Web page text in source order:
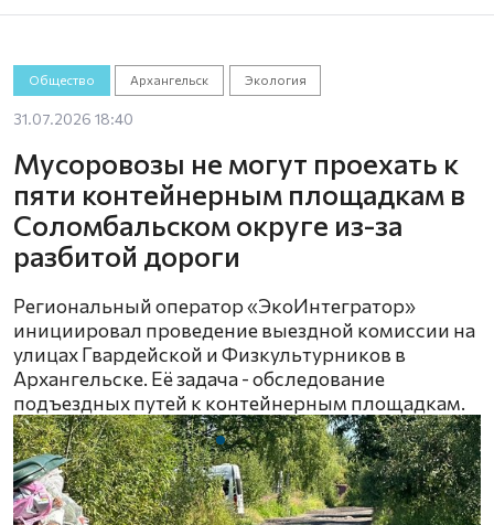
Общество Архангельск Экология
31.07.2026 18:40
Мусоровозы не могут проехать к
пяти контейнерным площадкам в
Соломбальском округе из-за
разбитой дороги
Региональный оператор «ЭкоИнтегратор»
инициировал проведение выездной комиссии на
улицах Гвардейской и Физкультурников в
Архангельске. Её задача - обследование
подъездных путей к контейнерным площадкам.